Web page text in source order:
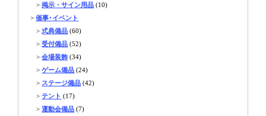
>掲示・サイン用品 (10)
>催事･イベント
>式典備品 (60)
>受付備品 (52)
>会場装飾 (34)
>ゲーム備品 (24)
> ステージ備品 (42)
>テント (17)
>運動会備品 (7)